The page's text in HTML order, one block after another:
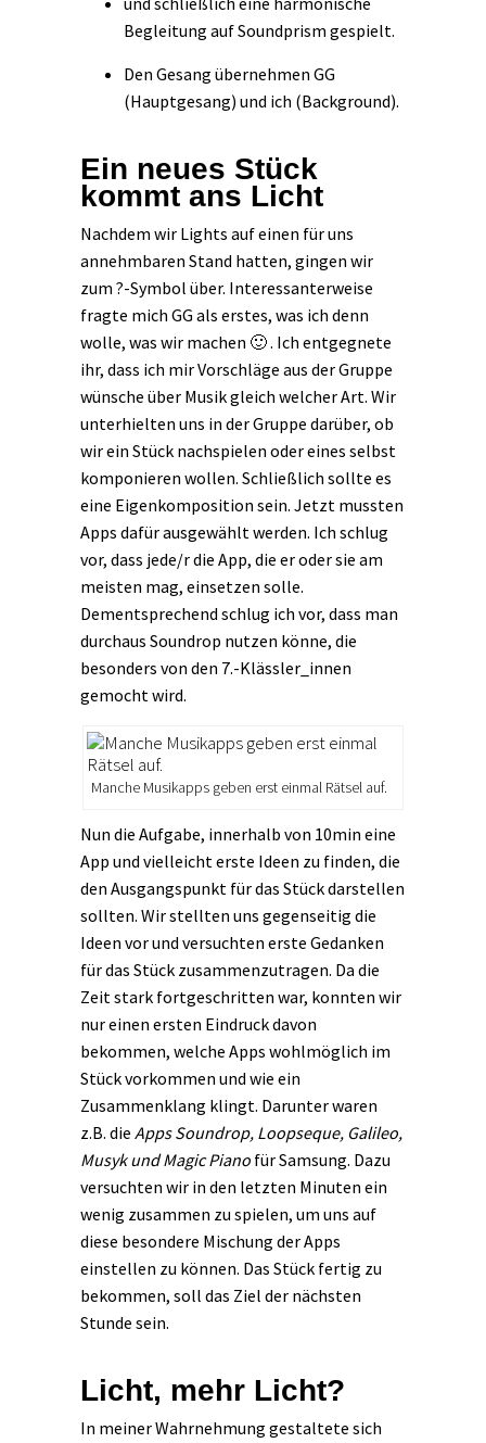
Begleitung auf Soundprism gespielt.
Den Gesang übernehmen GG
(Hauptgesang) und ich (Background).
Ein neues Stück
kommt ans Licht
Nachdem wir Lights auf einen für uns
annehmbaren Stand hatten, gingen wir
zum ?-Symbol über. Interessanterweise
fragte mich GG als erstes, was ich denn
wolle, was wir machen 🙂 . Ich entgegnete
ihr, dass ich mir Vorschläge aus der Gruppe
wünsche über Musik gleich welcher Art. Wir
unterhielten uns in der Gruppe darüber, ob
wir ein Stück nachspielen oder eines selbst
komponieren wollen. Schließlich sollte es
eine Eigenkomposition sein. Jetzt mussten
Apps dafür ausgewählt werden. Ich schlug
vor, dass jede/r die App, die er oder sie am
meisten mag, einsetzen solle.
Dementsprechend schlug ich vor, dass man
durchaus Soundrop nutzen könne, die
besonders von den 7.-Klässler_innen
gemocht wird.
Manche Musikapps geben erst einmal Rätsel auf.
Nun die Aufgabe, innerhalb von 10min eine
App und vielleicht erste Ideen zu finden, die
den Ausgangspunkt für das Stück darstellen
sollten. Wir stellten uns gegenseitig die
Ideen vor und versuchten erste Gedanken
für das Stück zusammenzutragen. Da die
Zeit stark fortgeschritten war, konnten wir
nur einen ersten Eindruck davon
bekommen, welche Apps wohlmöglich im
Stück vorkommen und wie ein
Zusammenklang klingt. Darunter waren
z.B. die Apps Soundrop, Loopseque, Galileo,
Musyk und Magic Piano für Samsung. Dazu
versuchten wir in den letzten Minuten ein
wenig zusammen zu spielen, um uns auf
diese besondere Mischung der Apps
einstellen zu können. Das Stück fertig zu
bekommen, soll das Ziel der nächsten
Stunde sein.
Licht, mehr Licht?
In meiner Wahrnehmung gestaltete sich